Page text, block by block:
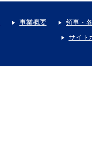
事業概要 領事・
サイト